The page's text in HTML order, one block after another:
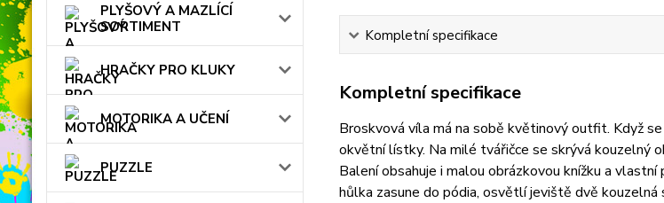
PLYŠOVÝ A MAZLÍCÍ
SORTIMENT
HRAČKY PRO KLUKY
MOTORIKA A UČENÍ
PUZZLE
Kompletní specifikace
Kompletní specifikace
Broskvová víla má na sobě květinový outfit. Když
okvětní lístky. Na milé tvářičce se skrývá kouzelný
Balení obsahuje i malou obrázkovou knížku a
hůlka zasune do pódia, osvětlí jeviště dvě